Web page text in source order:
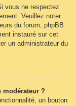
vous ne respectez
Veuillez noter
du forum, phpBB
instauré sur cet
un administrateur du
modérateur ?
un bouton